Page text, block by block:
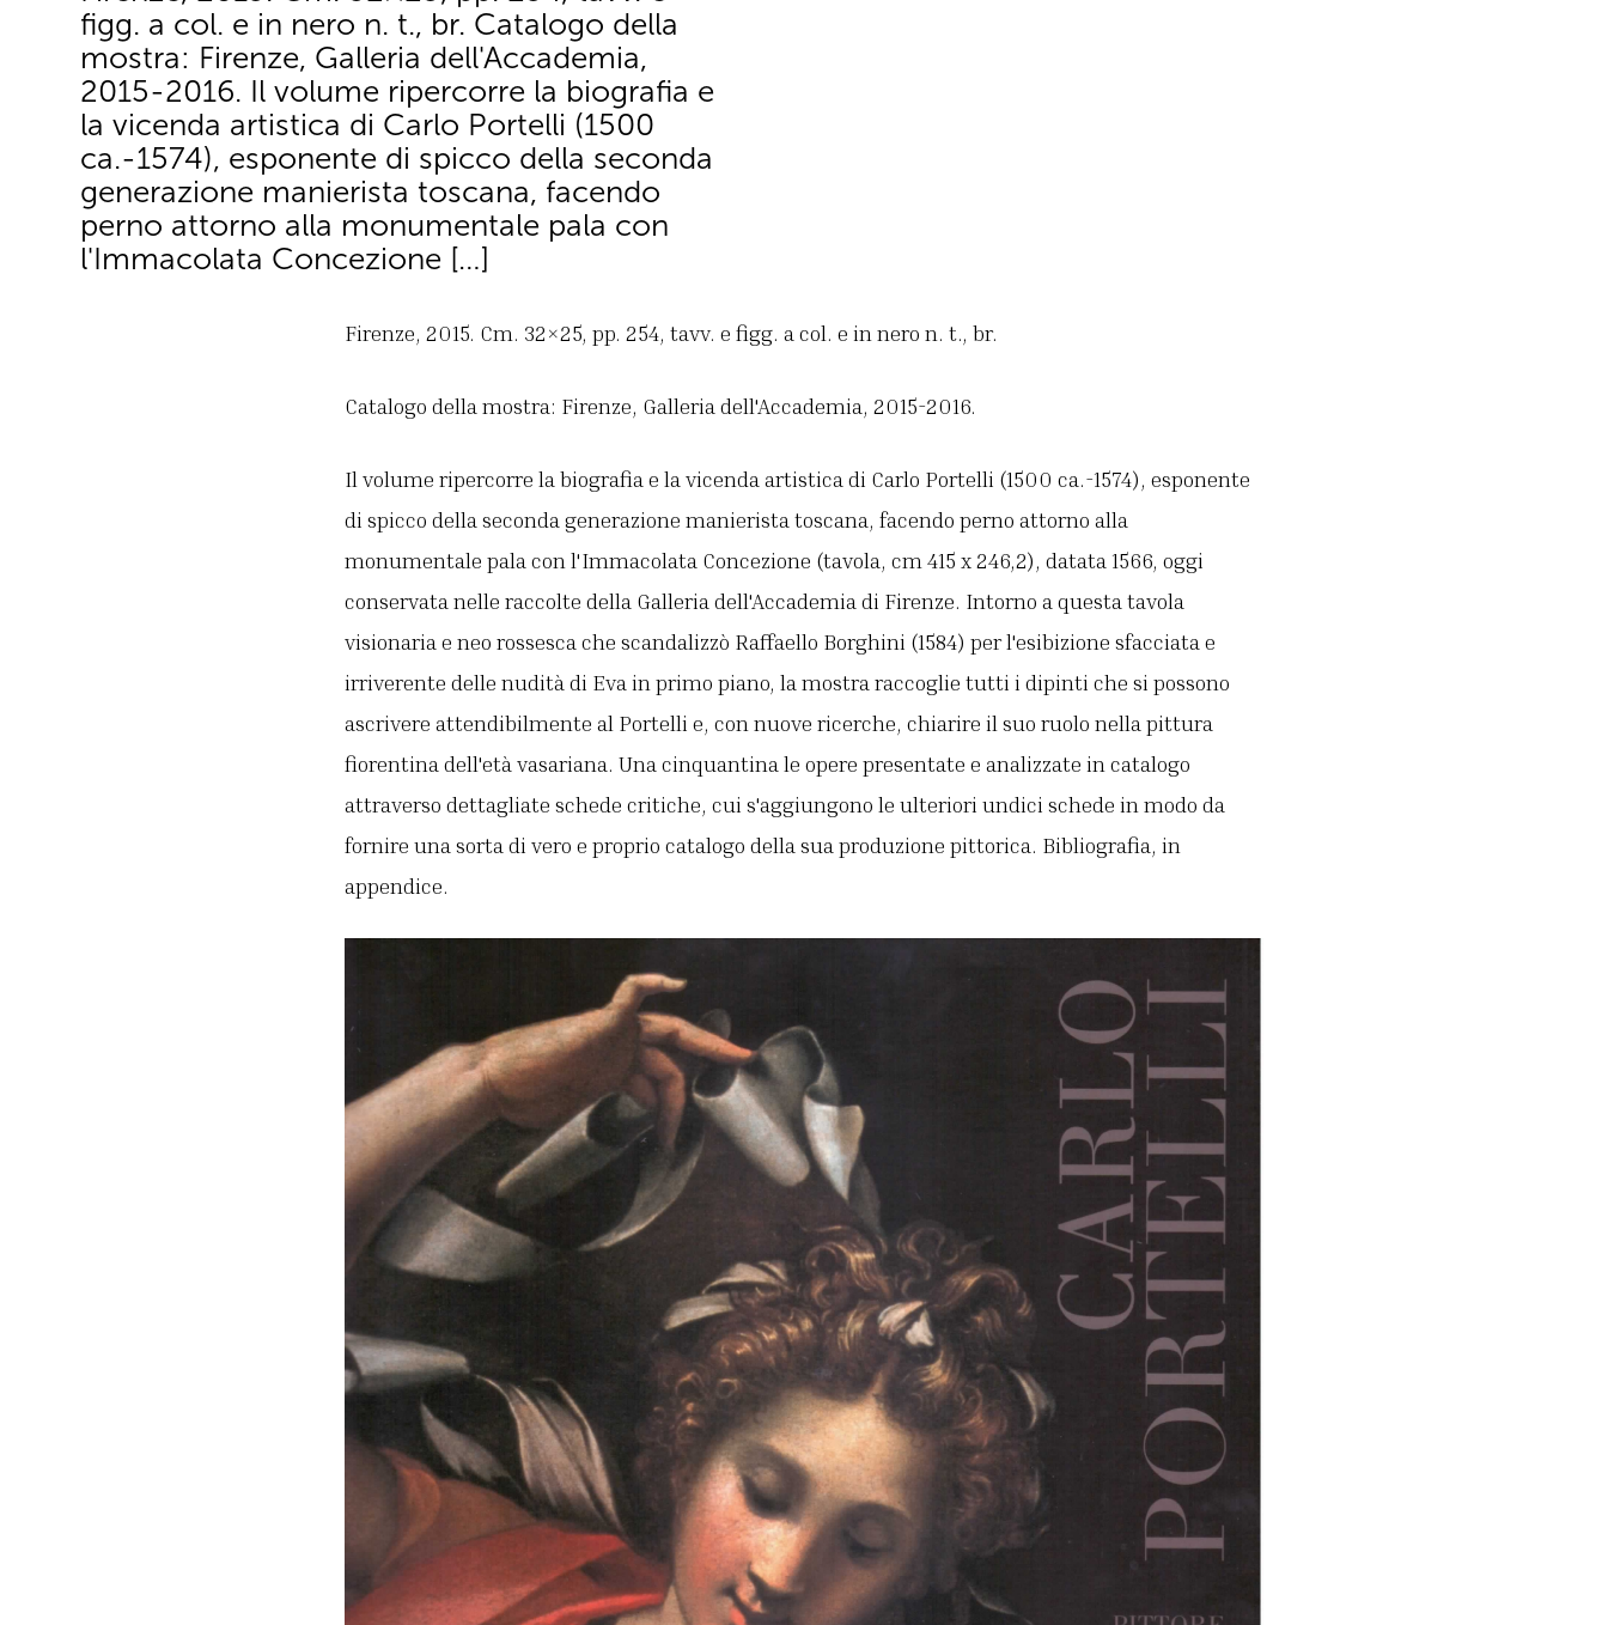
figg. a col. e in nero n. t., br. Catalogo della
mostra: Firenze, Galleria dell'Accademia,
2015-2016. Il volume ripercorre la biografia e
la vicenda artistica di Carlo Portelli (1500
ca.-1574), esponente di spicco della seconda
generazione manierista toscana, facendo
perno attorno alla monumentale pala con
l'Immacolata Concezione […]
Firenze, 2015. Cm. 32×25, pp. 254, tavv. e figg. a col. e in nero n. t., br.
Catalogo della mostra: Firenze, Galleria dell'Accademia, 2015-2016.
Il volume ripercorre la biografia e la vicenda artistica di Carlo Portelli (1500 ca.-1574), esponente
di spicco della seconda generazione manierista toscana, facendo perno attorno alla
monumentale pala con l'Immacolata Concezione (tavola, cm 415 x 246,2), datata 1566, oggi
conservata nelle raccolte della Galleria dell'Accademia di Firenze. Intorno a questa tavola
visionaria e neo rossesca che scandalizzò Raffaello Borghini (1584) per l'esibizione sfacciata e
irriverente delle nudità di Eva in primo piano, la mostra raccoglie tutti i dipinti che si possono
ascrivere attendibilmente al Portelli e, con nuove ricerche, chiarire il suo ruolo nella pittura
fiorentina dell'età vasariana. Una cinquantina le opere presentate e analizzate in catalogo
attraverso dettagliate schede critiche, cui s'aggiungono le ulteriori undici schede in modo da
fornire una sorta di vero e proprio catalogo della sua produzione pittorica. Bibliografia, in
appendice.